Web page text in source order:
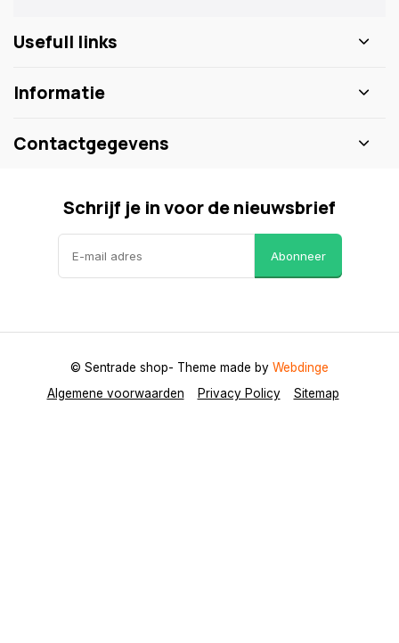
Usefull links
Informatie
Contactgegevens
Schrijf je in voor de nieuwsbrief
Abonneer
Algemene voorwaarden Privacy Policy Sitemap
© Sentrade shop- Theme made by Webdinge